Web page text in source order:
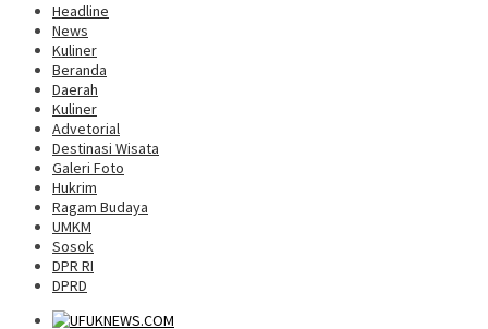
Headline
News
Kuliner
Beranda
Daerah
Kuliner
Advetorial
Destinasi Wisata
Galeri Foto
Hukrim
Ragam Budaya
UMKM
Sosok
DPR RI
DPRD